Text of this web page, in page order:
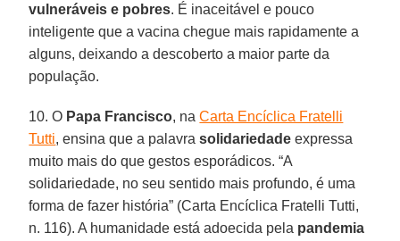
vulneráveis e pobres. É inaceitável e pouco
inteligente que a vacina chegue mais rapidamente a
alguns, deixando a descoberto a maior parte da
população.
10. O Papa Francisco, naCarta Encíclica Fratelli
Tutti, ensina que a palavrasolidariedade expressa
muito mais do que gestos esporádicos. “A
solidariedade, no seu sentido mais profundo, é uma
forma de fazer história” (Carta Encíclica Fratelli Tutti,
n. 116). A humanidade está adoecida pela pandemia